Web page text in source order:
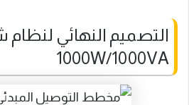
التصميم النهائي
1000W/1000VA